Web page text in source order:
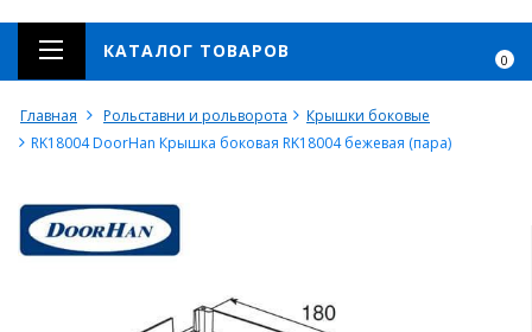
0
КАТАЛОГ ТОВАРОВ
Главная Рольставни и рольворота
Крышки боковые
RK18004 DoorHan Крышка боковая RK18004 бежевая (пара)